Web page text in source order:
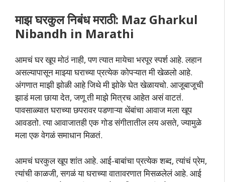
माझ घरकुल निबंध मराठी: Maz Gharkul
Nibandh in Marathi
आमचं घर खूप मोठं नाही, पण त्यात मायेचा भरपूर स्पर्श आहे. लहान
असल्यापासून माझ्या घराच्या प्रत्येक कोपऱ्यात मी खेळलो आहे.
अंगणात माझी झोळी आहे जिथे मी झोके घेत खेळायचो. आजूबाजूची
झाडं मला छाया देत, जणू ती माझे मित्रच आहेत असं वाटतं.
पावसाळ्यात घराच्या छपरावर पडणाऱ्या थेंबांचा आवाज मला खूप
आवडतो. त्या आवाजातही एक गोड संगीतातील लय असते, ज्यामुळे
मला एक वेगळं समाधान मिळतं.
आमचं घरकुल खूप शांत आहे. आई-बाबांचा प्रत्येक शब्द, त्यांचं प्रेम,
त्यांची काळजी, सगळं या घराच्या वातावरणात मिसळलेलं आहे. आई